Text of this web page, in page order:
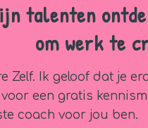
talenten
om werk te
Zelf. Ik geloof dat je
een gratis
coach voor jou ben.